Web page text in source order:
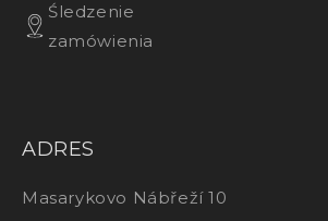
Śledzenie
zamówienia
ADRES
Masarykovo Nábřeží 10